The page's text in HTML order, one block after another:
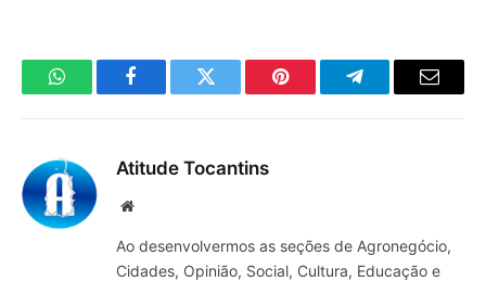
WhatsAppFacebookTwitter Pinterest TelegramaE-
Atitude Tocantins
Site
Ao desenvolvermos as seções de Agronegócio,
Cidades, Opinião, Social, Cultura, Educação e